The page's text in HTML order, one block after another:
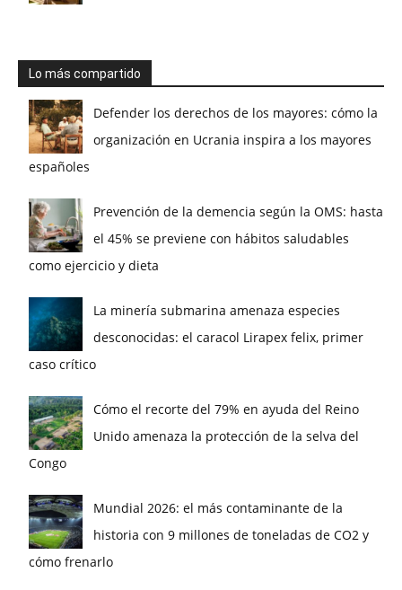
Lo más compartido
Defender los derechos de los mayores: cómo la
organización en Ucrania inspira a los mayores
españoles
Prevención de la demencia según la OMS: hasta
el 45% se previene con hábitos saludables
como ejercicio y dieta
La minería submarina amenaza especies
desconocidas: el caracol Lirapex felix, primer
caso crítico
Cómo el recorte del 79% en ayuda del Reino
Unido amenaza la protección de la selva del
Congo
Mundial 2026: el más contaminante de la
historia con 9 millones de toneladas de CO2 y
cómo frenarlo